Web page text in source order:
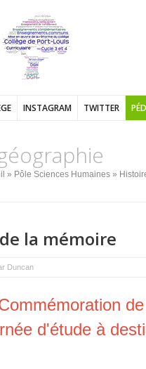
INSTAGRAM TWITTER
» Pôle Sciences Humaines »
la mémoire
Duncan
d'étude à